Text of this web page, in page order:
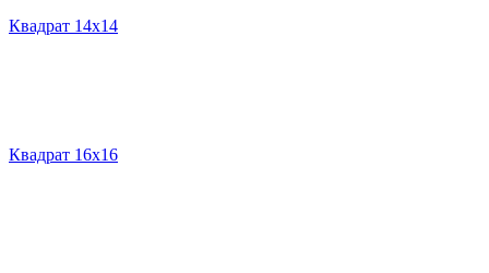
Квадрат 14х14
Квадрат 16х16